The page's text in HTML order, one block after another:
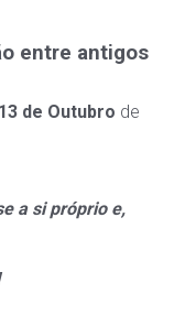
entre antigos
de Outubro de
a si próprio e,